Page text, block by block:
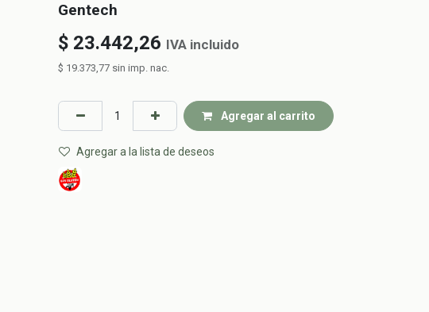
Gentech
$ 23.442,26 IVA incluido
$ 19.373,77 sin imp. nac.
Agregar al carrito
Agregar a la lista de deseos